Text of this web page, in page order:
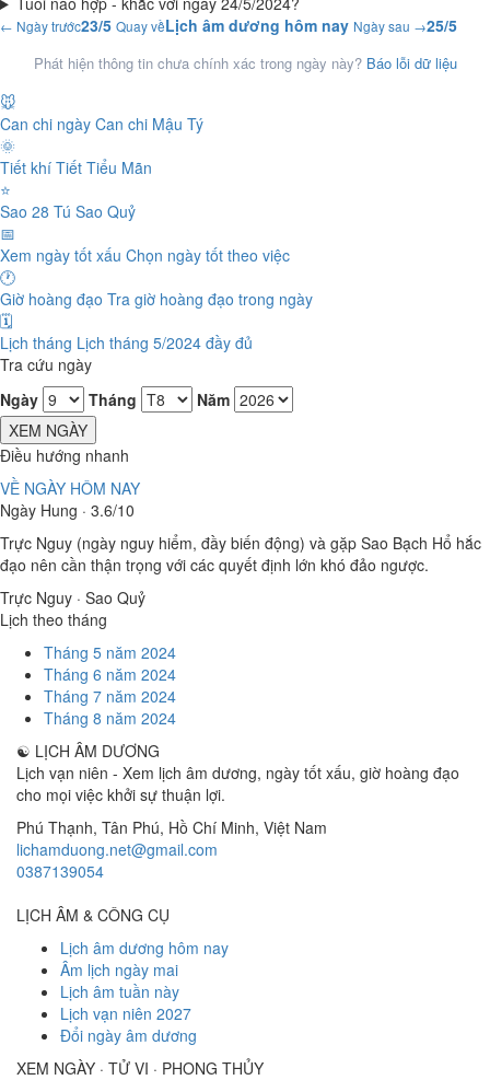
← Ngày trước23/5 Quay vềLịch âm dương hôm nay Ngày sau →25/5
Phát hiện thông tin chưa chính xác trong ngày này? Báo lỗi dữ liệu
🐭
Can chi ngày Can chi Mậu Tý
🌞
Tiết khí Tiết Tiểu Mãn
⭐
Sao 28 Tú Sao Quỷ
📅
Xem ngày tốt xấu Chọn ngày tốt theo việc
🕐
Giờ hoàng đạo Tra giờ hoàng đạo trong ngày
🗓️
Lịch tháng Lịch tháng 5/2024 đầy đủ
Tra cứu ngày
Ngày
Tháng
Năm
XEM NGÀY
Điều hướng nhanh
VỀ NGÀY HÔM NAY
Ngày Hung · 3.6/10
Trực Nguy (ngày nguy hiểm, đầy biến động) và gặp Sao Bạch Hổ hắc
đạo nên cần thận trọng với các quyết định lớn khó đảo ngược.
Trực Nguy · Sao Quỷ
Lịch theo tháng
Tháng 5 năm 2024
Tháng 6 năm 2024
Tháng 7 năm 2024
Tháng 8 năm 2024
☯ LỊCH ÂM DƯƠNG
Lịch vạn niên - Xem lịch âm dương, ngày tốt xấu, giờ hoàng đạo
cho mọi việc khởi sự thuận lợi.
Phú Thạnh, Tân Phú, Hồ Chí Minh, Việt Nam
lichamduong.net@gmail.com
0387139054
LỊCH ÂM & CÔNG CỤ
Lịch âm dương hôm nay
Âm lịch ngày mai
Lịch âm tuần này
Lịch vạn niên 2027
Đổi ngày âm dương
XEM NGÀY · TỬ VI · PHONG THỦY